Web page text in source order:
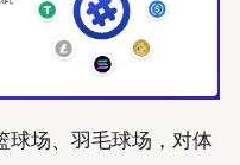
球场、羽毛球场，对体